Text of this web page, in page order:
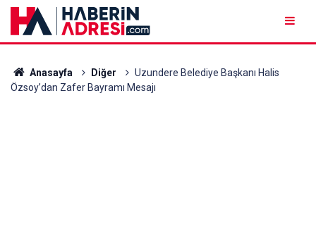
Anasayfa Diğer
Uzundere Belediye Başkanı Halis
Özsoy’dan Zafer Bayramı Mesajı